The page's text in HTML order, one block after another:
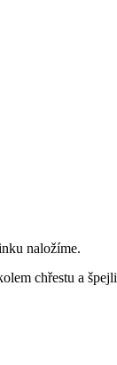
naložíme.
chřestu a špejli